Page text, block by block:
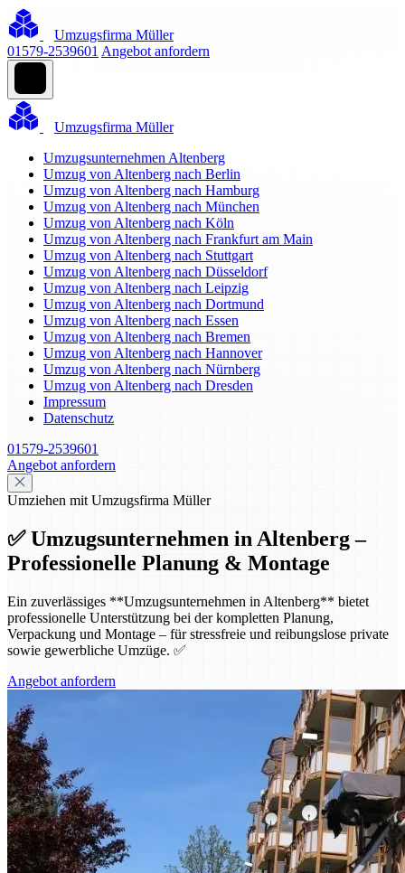
Umzugsfirma Müller
01579-2539601 Angebot anfordern
Umzugsfirma Müller
Umzugsunternehmen Altenberg
Umzug von Altenberg nach Berlin
Umzug von Altenberg nach Hamburg
Umzug von Altenberg nach München
Umzug von Altenberg nach Köln
Umzug von Altenberg nach Frankfurt am Main
Umzug von Altenberg nach Stuttgart
Umzug von Altenberg nach Düsseldorf
Umzug von Altenberg nach Leipzig
Umzug von Altenberg nach Dortmund
Umzug von Altenberg nach Essen
Umzug von Altenberg nach Bremen
Umzug von Altenberg nach Hannover
Umzug von Altenberg nach Nürnberg
Umzug von Altenberg nach Dresden
Impressum
Datenschutz
01579-2539601
Angebot anfordern
Umziehen mit Umzugsfirma Müller
✅ Umzugsunternehmen in Altenberg –
Professionelle Planung & Montage
Ein zuverlässiges **Umzugsunternehmen in Altenberg** bietet
professionelle Unterstützung bei der kompletten Planung,
Verpackung und Montage – für stressfreie und reibungslose private
sowie gewerbliche Umzüge. ✅
Angebot anfordern